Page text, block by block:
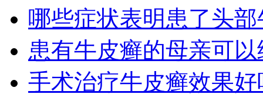
哪些症状表明患了头
患有牛皮癣的母亲可
手术治疗牛皮癣效果好